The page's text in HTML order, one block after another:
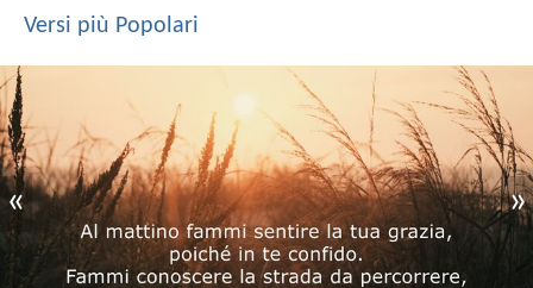
Versi più Popolari
« »